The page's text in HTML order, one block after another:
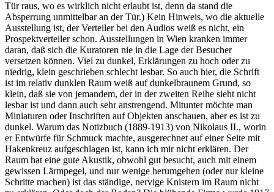
Tür raus, wo es wirklich nicht erlaubt ist, denn da stand die
Absperrung unmittelbar an der Tür.) Kein Hinweis, wo die aktuelle
Ausstellung ist, der Verteiler bei den Audios weiß es nicht, ein
Prospektverteiler schon. Ausstellungen in Wien kranken immer
daran, daß sich die Kuratoren nie in die Lage der Besucher
versetzen können. Viel zu dunkel, Erklärungen zu hoch oder zu
niedrig, klein geschrieben schlecht lesbar. So auch hier, die Schrift
ist im relativ dunklen Raum weiß auf dunkelbraunem Grund, so
klein, daß sie von jemandem, der in der zweiten Reihe sieht nicht
lesbar ist und dann auch sehr anstrengend. Mitunter möchte man
Miniaturen oder Inschriften auf Objekten anschauen, aber es ist zu
dunkel. Warum das Notizbuch (1889-1913) von Nikolaus II., worin
er Entwürfe für Schmuck machte, ausgerechnet auf einer Seite mit
Hakenkreuz aufgeschlagen ist, kann ich mir nicht erklären. Der
Raum hat eine gute Akustik, obwohl gut besucht, auch mit einem
gewissen Lärmpegel, und nur wenige herumgehen (oder nur kleine
Schritte machen) ist das ständige, nervige Knistern im Raum nicht